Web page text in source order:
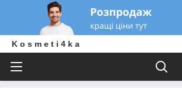
K o s m e t i 4 k a